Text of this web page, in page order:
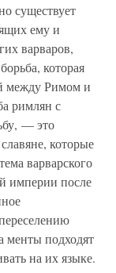
существует
ему и
варваров,
которая
между Римом и
римлян с
— это
которые
варварского
империи после
менты подходят
на их языке.